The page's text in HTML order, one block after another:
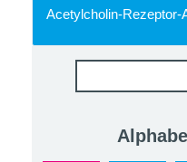
Acetylcholin-Rezeptor-